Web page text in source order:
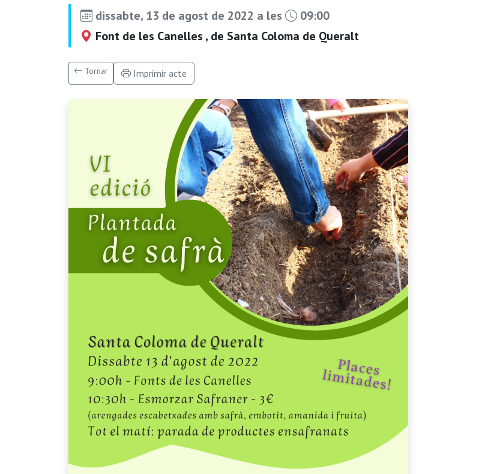
dissabte, 13 de agost de 2022 a les
09:00
Font de les Canelles , de Santa Coloma de Queralt
Tornar Imprimir acte